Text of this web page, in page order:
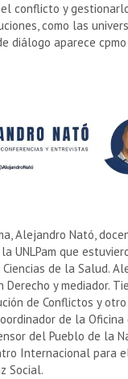
conflicto y
como las
diálogo aparece
Alejandro Nató,
UNLPam que
de la Salud.
Derecho y mediador.
de Conflictos y
de la Oficina
del Pueblo de la
Internacional para
Social.